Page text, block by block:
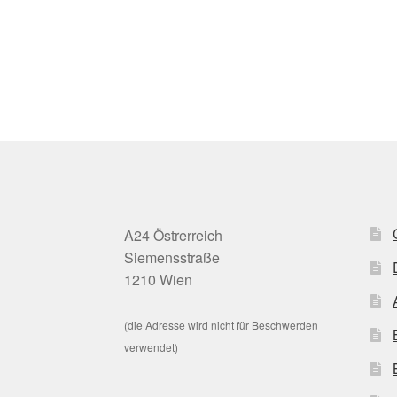
A24 Östrerreich
Siemensstraße
1210 Wien
(die Adresse wird nicht für Beschwerden
verwendet)